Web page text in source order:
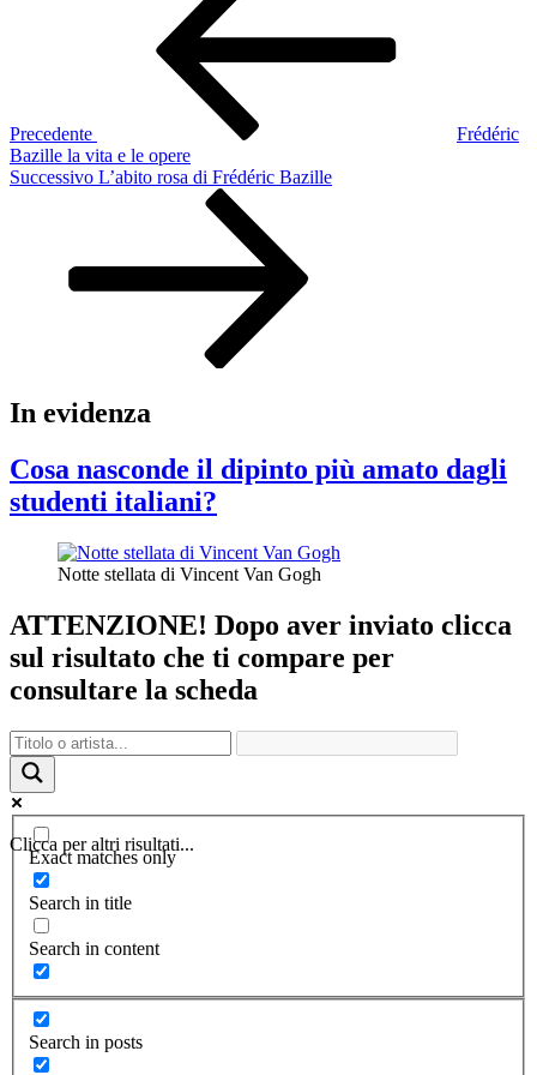
Precedente
Frédéric
Bazille la vita e le opere
Articolo
Successivo L’abito rosa di Frédéric Bazille
In evidenza
Cosa nasconde il dipinto più amato dagli
studenti italiani?
Notte stellata di Vincent Van Gogh
ATTENZIONE! Dopo aver inviato clicca
sul risultato che ti compare per
consultare la scheda
Clicca per altri risultati...
Exact matches only
Search in title
Search in content
Search in posts